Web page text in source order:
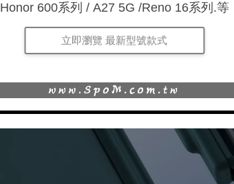
Honor 600系列 / A27 5G /Reno 16系列.等
立即瀏覽 最新型號款式